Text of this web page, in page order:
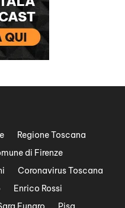
Regione Toscana
di Firenze
Coronavirus Toscana
Enrico Rossi